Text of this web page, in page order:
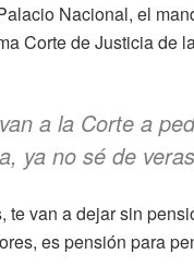
Nacional, el
Corte de Justicia de
a la Corte a
ya no sé de
te van a dejar sin
es pensión para